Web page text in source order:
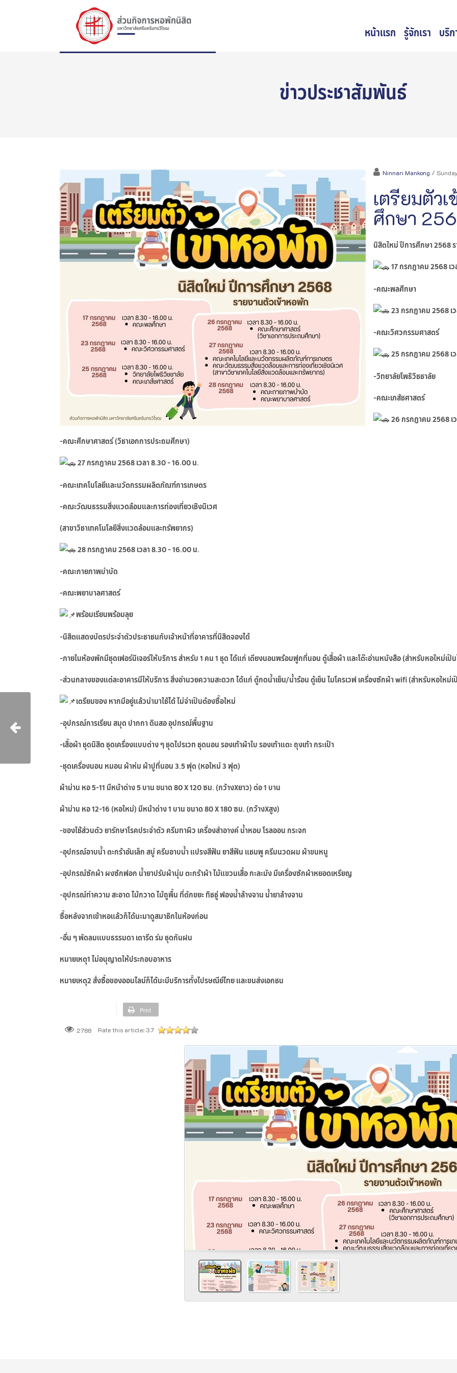
หน้าแรก รู้จักเรา บริก
ข่าวประชาสัมพันธ์
Ninnari Mankong /
เตรียมตัว
ศึกษา
นิสิตใหม่ ปีการศึกษา 2568
17 กรกฎาคม 2568 เ
-คณะพลศึกษา
23 กรกฎาคม 2568 เ
-คณะวิศวกรรมศาสตร์
25 กรกฎาคม 2568 เ
-วิทยาลัยโพธิวิชชาลัย
-คณะเภสัชศาสตร์
26 กรกฎาคม 2568 เ
-คณะศึกษาศาสตร์ (วิชาเอกการประถมศึกษา)
27 กรกฎาคม 2568 เวลา 8.30 - 16.00 น.
-คณะเทคโนโลยีและนวัตกรรมผลิตภัณฑ์การเกษตร
-คณะวัฒนธรรมสิ่งแวดล้อมและการท่องเที่ยวเชิงนิเวศ
(สาขาวิชาเทคโนโลยีสิ่งแวดล้อมและทรัพยากร)
28 กรกฎาคม 2568 เวลา 8.30 - 16.00 น.
-คณะกายภาพบำบัด
-คณะพยาบาลศาสตร์
พร้อมเรียนพร้อมลุย
-นิสิตแสดงบัตรประจำตัวประชาชนกับเจ้าหน้าที่อาคารที่นิสิตจองได้
-ภายในห้องพักมีชุดเฟอร์นิเจอร์ให้บริการ สำหรับ 1 คน 1 ชุด ได้แก่ เตียงนอนพร้อมฟูกที่นอน ตู้เสื้อผ้า และโต๊ะอ่านหนังสือ (สำหรับหอใหม่เป็
-ส่วนกลางของแต่ละอาคารมีให้บริการ สิ่งอำนวยความสะดวก ได้แก่ ตู้กดน้ำเย็น/น้ำร้อน ตู้เย็น ไมโครเวฟ เครื่องซักผ้า wifi (สำหรับหอใหม่เ
เตรียมของ หากมีอยู่แล้วนำมาใช้ได้ ไม่จำเป็นต้องซื้อใหม่
-อุปกรณ์การเรียน สมุด ปากกา ดินสอ อุปกรณ์พื้นฐาน
-เสื้อผ้า ชุดนิสิต ชุดเครื่องแบบต่าง ๆ ชุดไปรเวท ชุดนอน รองเท้าผ้าใบ รองเท้าแตะ ถุงเท้า กระเป๋า
-ชุดเครื่องนอน หมอน ผ้าห่ม ผ้าปูที่นอน 3.5 ฟุต (หอใหม่ 3 ฟุต)
ผ้าม่าน หอ 5-11 มีหน้าต่าง 5 บาน ขนาด 80 X 120 ซม. (กว้างXยาว) ต่อ 1 บาน
ผ้าม่าน หอ 12-16 (หอใหม่) มีหน้าต่าง 1 บาน ขนาด 80 X 180 ซม. (กว้างXสูง)
-ของใช้ส่วนตัว ยารักษาโรคประจำตัว ครีมทาผิว เครื่องสำอางค์ น้ำหอม โรลออน กระจก
-อุปกรณ์อาบน้ำ ตะกร้าอันเล็ก สบู่ ครีมอาบน้ำ แปรงสีฟัน ยาสีฟัน แชมพู ครีมนวดผม ผ้าขนหนู
-อุปกรณ์ซักผ้า ผงซักฟอก น้ำยาปรับผ้านุ่ม ตะกร้าผ้า ไม้แขวนเสื้อ กะละมัง มีเครื่องซักผ้าหยอดเหรียญ
-อุปกรณ์ทำความ สะอาด ไม้กวาด ไม้ถูพื้น ที่ตักขยะ ทิชชู่ ฟองน้ำล้างจาน น้ำยาล้างจาน
ซื้อหลังจากเข้าหอแล้วก็ได้นะมาดูสมาชิกในห้องก่อน
-อื่น ๆ พัดลมแบบธรรมดา เตารีด ร่ม ชุดกันฝน
หมายเหตุ1 ไม่อนุญาตให้ประกอบอาหาร
หมายเหตุ2 สั่งซื้อของออนไลน์ก็ได้นะมีบริการทั้งไปรษณีย์ไทย และขนส่งเอกชน
Print
2788 Rate this article: 3.7